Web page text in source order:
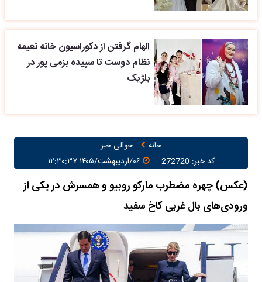
الهام گرفتن از دکوراسیون خانه نعیمه
نظام دوست تا سپیده بزمی پور در
بلژیک
خانه
حوالی خبر
کد خبر: 272720
(عکس) چهره مضطرب مارکو روبیو و همسرش در یکی از
ورودی‌های بال غربی کاخ سفید